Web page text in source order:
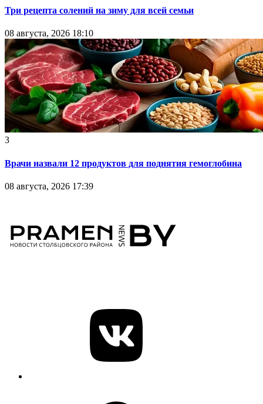
Три рецепта солений на зиму для всей семьи
08 августа, 2026 18:10
3
Врачи назвали 12 продуктов для поднятия гемоглобина
08 августа, 2026 17:39